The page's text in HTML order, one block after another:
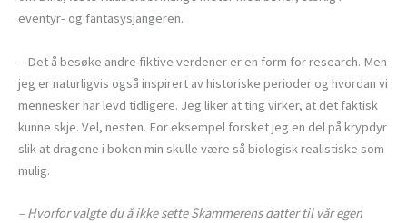
eventyr- og fantasysjangeren.
– Det å besøke andre fiktive verdener er en form for research. Men
jeg er naturligvis også inspirert av historiske perioder og hvordan vi
mennesker har levd tidligere. Jeg liker at ting virker, at det faktisk
kunne skje. Vel, nesten. For eksempel forsket jeg en del på krypdyr
slik at dragene i boken min skulle være så biologisk realistiske som
mulig.
– Hvorfor valgte du å ikke sette Skammerens datter til vår egen